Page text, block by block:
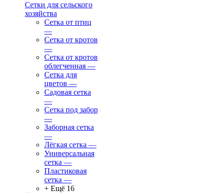
Сетки для сельского
хозяйства
Сетка от птиц
—
Сетка от кротов
—
Сетка от кротов
облегченная —
Сетка для
цветов —
Садовая сетка
—
Сетка под забор
—
Заборная сетка
—
Лёгкая сетка —
Универсальная
сетка —
Пластиковая
сетка —
+ Ещё 16